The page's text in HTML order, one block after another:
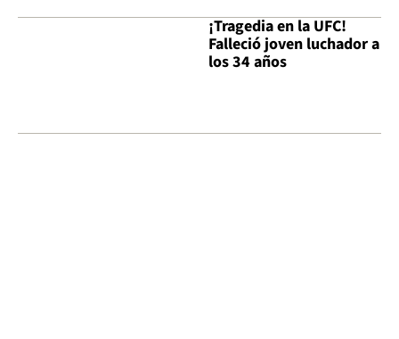
¡Tragedia en la UFC!
Falleció joven luchador a
los 34 años